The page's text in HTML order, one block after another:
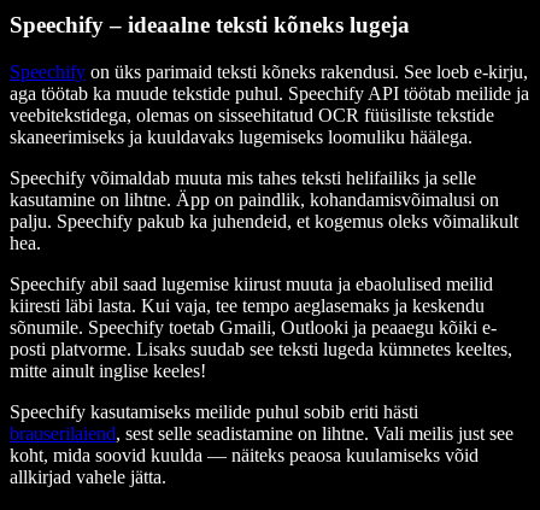
Speechify – ideaalne teksti kõneks lugeja
Speechify on üks parimaid teksti kõneks rakendusi. See loeb e-kirju,
aga töötab ka muude tekstide puhul. Speechify API töötab meilide ja
veebitekstidega, olemas on sisseehitatud OCR füüsiliste tekstide
skaneerimiseks ja kuuldavaks lugemiseks loomuliku häälega.
Speechify võimaldab muuta mis tahes teksti helifailiks ja selle
kasutamine on lihtne. Äpp on paindlik, kohandamisvõimalusi on
palju. Speechify pakub ka juhendeid, et kogemus oleks võimalikult
hea.
Speechify abil saad lugemise kiirust muuta ja ebaolulised meilid
kiiresti läbi lasta. Kui vaja, tee tempo aeglasemaks ja keskendu
sõnumile. Speechify toetab Gmaili, Outlooki ja peaaegu kõiki e-
posti platvorme. Lisaks suudab see teksti lugeda kümnetes keeltes,
mitte ainult inglise keeles!
Speechify kasutamiseks meilide puhul sobib eriti hästi
brauserilaiend, sest selle seadistamine on lihtne. Vali meilis just see
koht, mida soovid kuulda — näiteks peaosa kuulamiseks võid
allkirjad vahele jätta.